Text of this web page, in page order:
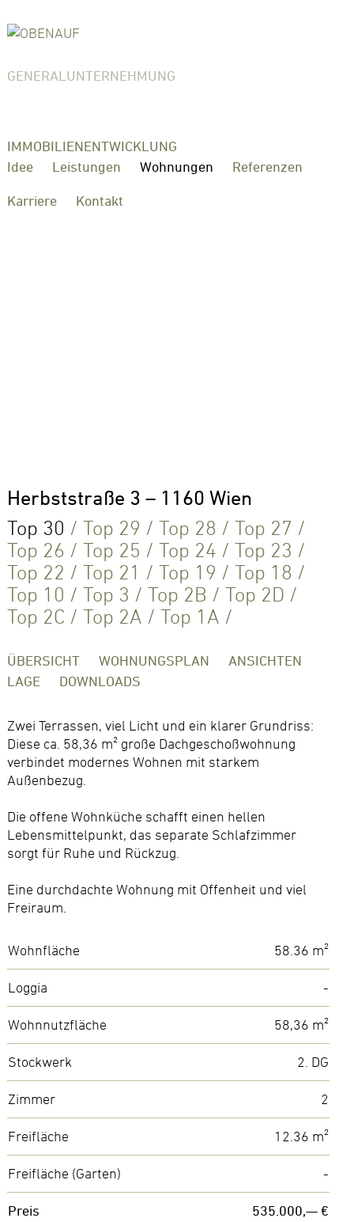
GENERALUNTERNEHMUNG
IMMOBILIENENTWICKLUNG
Idee
Leistungen Wohnungen Referenzen
Karriere Kontakt
Herbststraße 3 – 1160 Wien
Top 30 / Top 29 / Top 28 / Top 27 /
Top 26 / Top 25 / Top 24 / Top 23 /
Top 22 / Top 21 / Top 19 / Top 18 /
Top 10 / Top 3 / Top 2B / Top 2D /
Top 2C / Top 2A / Top 1A /
ÜBERSICHT WOHNUNGSPLAN
ANSICHTEN
LAGE
DOWNLOADS
Zwei Terrassen, viel Licht und ein klarer Grundriss:
Diese ca. 58,36 m² große Dachgeschoßwohnung
verbindet modernes Wohnen mit starkem
Außenbezug.
Die offene Wohnküche schafft einen hellen
Lebensmittelpunkt, das separate Schlafzimmer
sorgt für Ruhe und Rückzug.
Eine durchdachte Wohnung mit Offenheit und viel
Freiraum.
Wohnfläche 58.36 m²
Loggia -
Wohnnutzfläche 58,36 m²
Stockwerk 2. DG
Zimmer 2
Freifläche 12.36 m²
Freifläche (Garten) -
Preis 535.000,— €